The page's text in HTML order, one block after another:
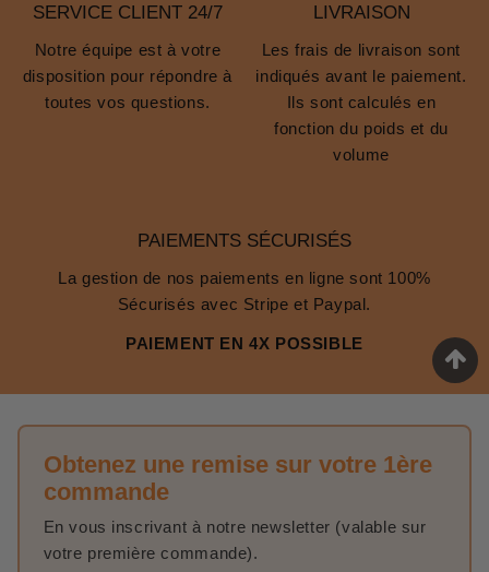
SERVICE CLIENT 24/7
Notre équipe est à votre
disposition pour répondre à
toutes vos questions.
LIVRAISON
Les frais de livraison sont
indiqués avant le paiement.
Ils sont calculés en
fonction du poids et du
volume
PAIEMENTS SÉCURISÉS
La gestion de nos paiements en ligne sont 100%
Sécurisés avec Stripe et Paypal.
PAIEMENT EN 4X POSSIBLE
Obtenez une remise sur votre 1ère
commande
En vous inscrivant à notre newsletter (valable sur
votre première commande).